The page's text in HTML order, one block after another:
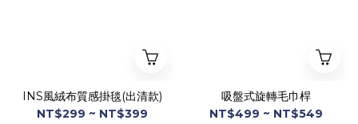
INS風絨布質感掛毯(出清款)
NT$299 ~ NT$399
吸盤式旋轉毛巾桿
NT$499 ~ NT$549